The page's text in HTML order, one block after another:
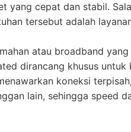
yang cepat dan stabil.
tersebut adalah
atau broadband
dirancang khusus untuk
koneksi
lain, sehingga speed